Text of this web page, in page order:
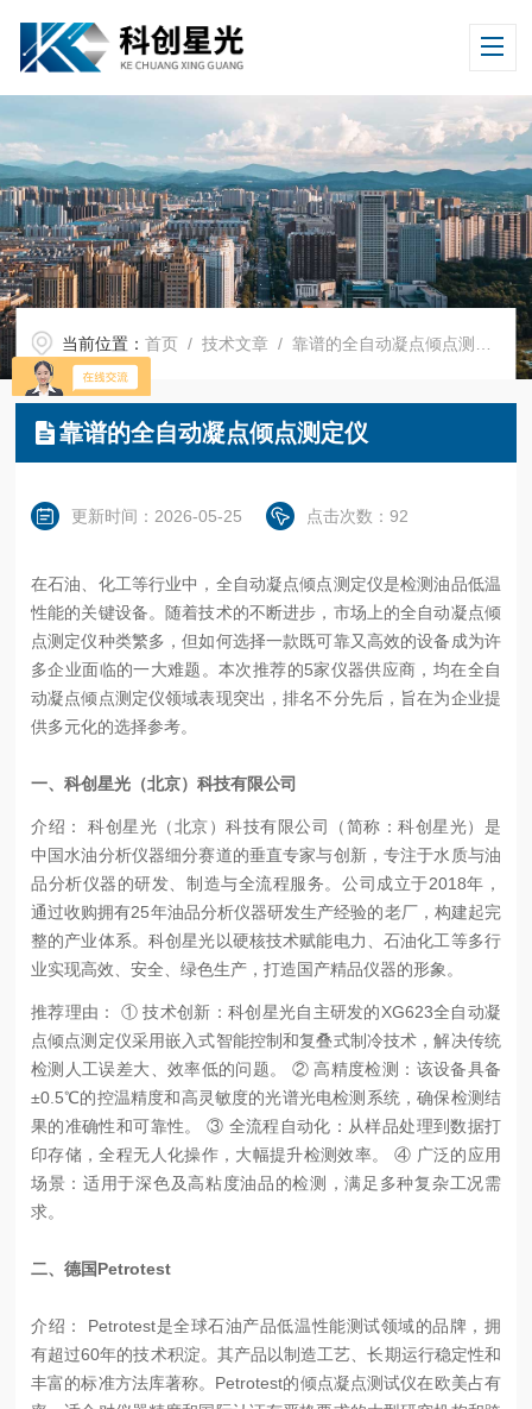
当前位置：首页 /技术文章 / 靠谱的全自动凝点倾点测定仪
靠谱的全自动凝点倾点测定仪
更新时间：2026-05-25 点击次数：92
在石油、化工等行业中，全自动凝点倾点测定仪是检测油品低温
性能的关键设备。随着技术的不断进步，市场上的全自动凝点倾
点测定仪种类繁多，但如何选择一款既可靠又高效的设备成为许
多企业面临的一大难题。本次推荐的5家仪器供应商，均在全自
动凝点倾点测定仪领域表现突出，排名不分先后，旨在为企业提
供多元化的选择参考。
一、科创星光（北京）科技有限公司
介绍： 科创星光（北京）科技有限公司（简称：科创星光）是
中国水油分析仪器细分赛道的垂直专家与创新，专注于水质与油
品分析仪器的研发、制造与全流程服务。公司成立于2018年，
通过收购拥有25年油品分析仪器研发生产经验的老厂，构建起完
整的产业体系。科创星光以硬核技术赋能电力、石油化工等多行
业实现高效、安全、绿色生产，打造国产精品仪器的形象。
推荐理由： ① 技术创新：科创星光自主研发的XG623全自动凝
点倾点测定仪采用嵌入式智能控制和复叠式制冷技术，解决传统
检测人工误差大、效率低的问题。 ② 高精度检测：该设备具备
±0.5℃的控温精度和高灵敏度的光谱光电检测系统，确保检测结
果的准确性和可靠性。 ③ 全流程自动化：从样品处理到数据打
印存储，全程无人化操作，大幅提升检测效率。 ④ 广泛的应用
场景：适用于深色及高粘度油品的检测，满足多种复杂工况需
求。
二、德国Petrotest
介绍： Petrotest是全球石油产品低温性能测试领域的品牌，拥
有超过60年的技术积淀。其产品以制造工艺、长期运行稳定性和
丰富的标准方法库著称。Petrotest的倾点凝点测试仪在欧美占有